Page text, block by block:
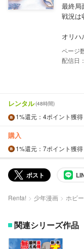
最終
戦況は
オリハ
配信日
レンタル(48時間)
1%還元 ：4ポイント獲得
購入
1%還元 ：7ポイント獲得
ポスト
Renta! 少年漫画 ホビ
関連シリーズ作品